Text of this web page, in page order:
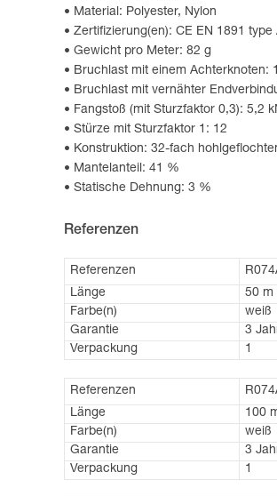
Material: Polyester, Nylon
Zertifizierung(en): CE EN 1891 type
Gewicht pro Meter: 82 g
Bruchlast mit einem Achterknoten:
Bruchlast mit vernähter
Fangstoß (mit Sturzfaktor 0,3): 5,2
Stürze mit Sturzfaktor 1: 12
Konstruktion: 32-fach
Mantelanteil: 41 %
Statische Dehnung: 3 %
Referenzen
Referenzen
Länge
50 m
Farbe(n)
weiß
Garantie
3
Verpackung
1
Referenzen
Länge
100
Farbe(n)
weiß
Garantie
3
Verpackung
1